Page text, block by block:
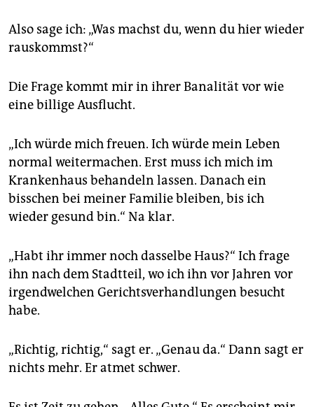
Also sage ich: „Was machst du, wenn du hier wieder
rauskommst?“
Die Frage kommt mir in ihrer Banalität vor wie
eine billige Ausflucht.
„Ich würde mich freuen. Ich würde mein Leben
normal weitermachen. Erst muss ich mich im
Krankenhaus behandeln lassen. Danach ein
bisschen bei meiner Familie bleiben, bis ich
wieder gesund bin.“ Na klar.
„Habt ihr immer noch dasselbe Haus?“ Ich frage
ihn nach dem Stadtteil, wo ich ihn vor Jahren vor
irgendwelchen Gerichtsverhandlungen besucht
habe.
„Richtig, richtig,“ sagt er. „Genau da.“ Dann sagt er
nichts mehr. Er atmet schwer.